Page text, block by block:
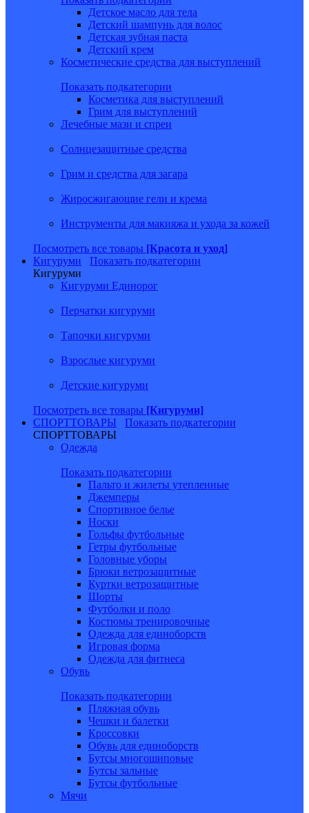
Детское масло для тела
Детский шампунь для волос
Детская зубная паста
Детский крем
Косметические средства для выступлений
Показать подкатегории
Косметика для выступлений
Грим для выступлений
Лечебные мази и спреи
Солнцезащитные средства
Грим и средства для загара
Жиросжигающие гели и крема
Инструменты для макияжа и ухода за кожей
Посмотреть все товары [Красота и уход]
Кигуруми
Показать подкатегории
Кигуруми
Кигуруми Единорог
Перчатки кигуруми
Тапочки кигуруми
Взрослые кигуруми
Детские кигуруми
Посмотреть все товары [Кигуруми]
СПОРТТОВАРЫ
Показать подкатегории
СПОРТТОВАРЫ
Одежда
Показать подкатегории
Пальто и жилеты утепленные
Джемперы
Спортивное белье
Носки
Гольфы футбольные
Гетры футбольные
Головные уборы
Брюки ветрозащитные
Куртки ветрозащитные
Шорты
Футболки и поло
Костюмы тренировочные
Одежда для единоборств
Игровая форма
Одежда для фитнеса
Обувь
Показать подкатегории
Пляжная обувь
Чешки и балетки
Кроссовки
Обувь для единоборств
Бутсы многошиповые
Бутсы зальные
Бутсы футбольные
Мячи